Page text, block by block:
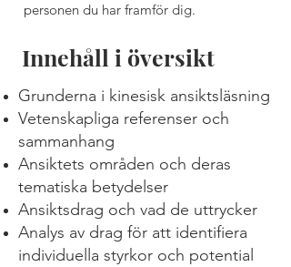
personen du har framför dig.
Innehåll i översikt
Grunderna i kinesisk ansiktsläsning
Vetenskapliga referenser och
sammanhang
Ansiktets områden och deras
tematiska betydelser
Ansiktsdrag och vad de uttrycker
​Analys av drag för att identifiera
individuella styrkor och potential